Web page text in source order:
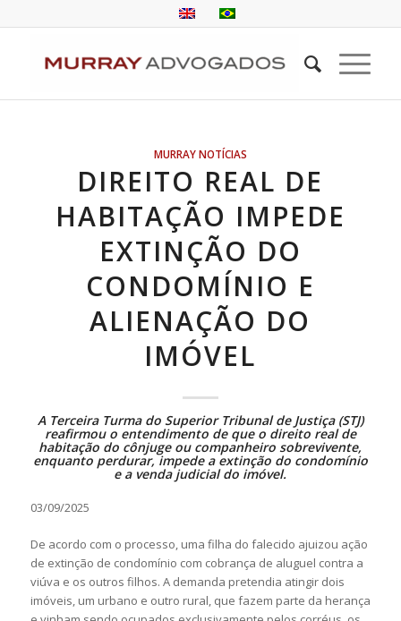
MURRAY NOTÍCIAS
DIREITO REAL DE
HABITAÇÃO IMPEDE
EXTINÇÃO DO
CONDOMÍNIO E
ALIENAÇÃO DO
IMÓVEL
A Terceira Turma do Superior Tribunal de Justiça (STJ)
reafirmou o entendimento de que o direito real de
habitação do cônjuge ou companheiro sobrevivente,
enquanto perdurar, impede a extinção do condomínio
e a venda judicial do imóvel.
03/09/2025
De acordo com o processo, uma filha do falecido ajuizou ação
de extinção de condomínio com cobrança de aluguel contra a
viúva e os outros filhos. A demanda pretendia atingir dois
imóveis, um urbano e outro rural, que fazem parte da herança